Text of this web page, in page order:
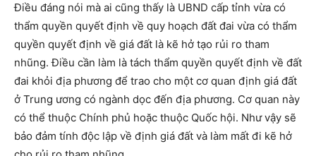
Điều đáng nói mà ai cũng thấy là UBND cấp tỉnh vừa có
thẩm quyền quyết định về quy hoạch đất đai vừa có thẩm
quyền quyết định về giá đất là kẽ hở tạo rủi ro tham
nhũng. Điều cần làm là tách thẩm quyền quyết định về đất
đai khỏi địa phương để trao cho một cơ quan định giá đất
ở Trung ương có ngành dọc đến địa phương. Cơ quan này
có thể thuộc Chính phủ hoặc thuộc Quốc hội. Như vậy sẽ
bảo đảm tính độc lập về định giá đất và làm mất đi kẽ hở